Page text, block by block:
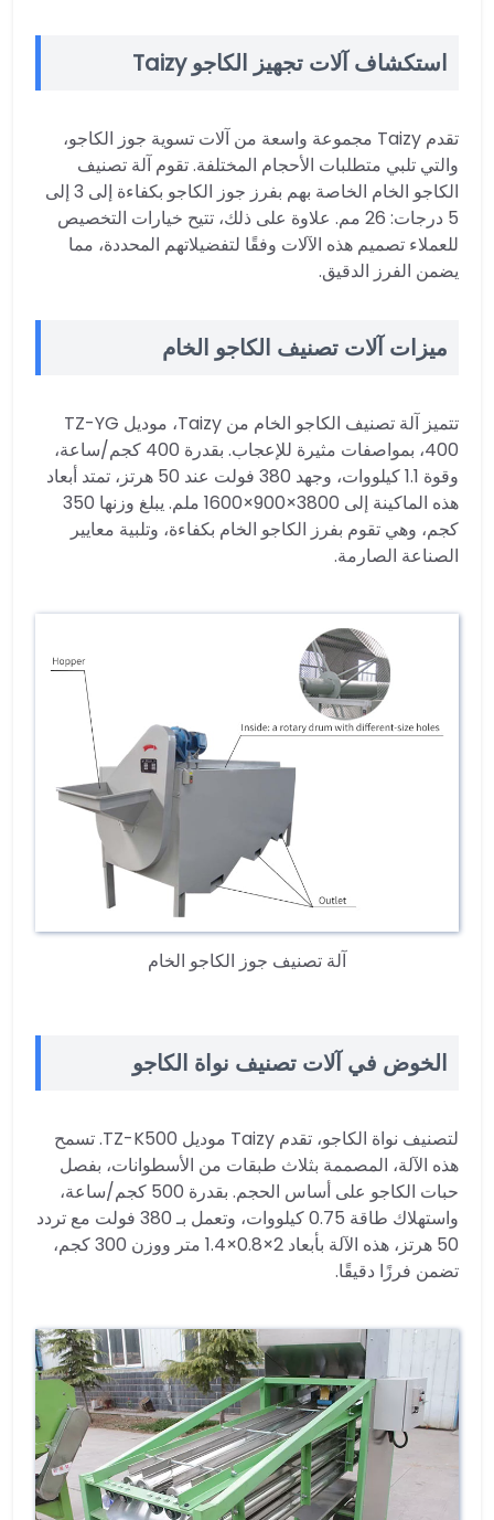
استكشاف آلات تجهيز الكاجو Taizy
تقدم Taizy مجموعة واسعة من آلات تسوية جوز الكاجو،
والتي تلبي متطلبات الأحجام المختلفة. تقوم آلة تصنيف
الكاجو الخام الخاصة بهم بفرز جوز الكاجو بكفاءة إلى 3 إلى
5 درجات: 26 مم. علاوة على ذلك، تتيح خيارات التخصيص
للعملاء تصميم هذه الآلات وفقًا لتفضيلاتهم المحددة، مما
يضمن الفرز الدقيق.
ميزات آلات تصنيف الكاجو الخام
تتميز آلة تصنيف الكاجو الخام من Taizy، موديل TZ-YG
400، بمواصفات مثيرة للإعجاب. بقدرة 400 كجم/ساعة،
وقوة 1.1 كيلووات، وجهد 380 فولت عند 50 هرتز، تمتد أبعاد
هذه الماكينة إلى 3800×900×1600 ملم. يبلغ وزنها 350
كجم، وهي تقوم بفرز الكاجو الخام بكفاءة، وتلبية معايير
الصناعة الصارمة.
آلة تصنيف جوز الكاجو الخام
الخوض في آلات تصنيف نواة الكاجو
لتصنيف نواة الكاجو، تقدم Taizy موديل TZ-K500. تسمح
هذه الآلة، المصممة بثلاث طبقات من الأسطوانات، بفصل
حبات الكاجو على أساس الحجم. بقدرة 500 كجم/ساعة،
واستهلاك طاقة 0.75 كيلووات، وتعمل بـ 380 فولت مع تردد
50 هرتز، هذه الآلة بأبعاد 2×0.8×1.4 متر ووزن 300 كجم،
تضمن فرزًا دقيقًا.